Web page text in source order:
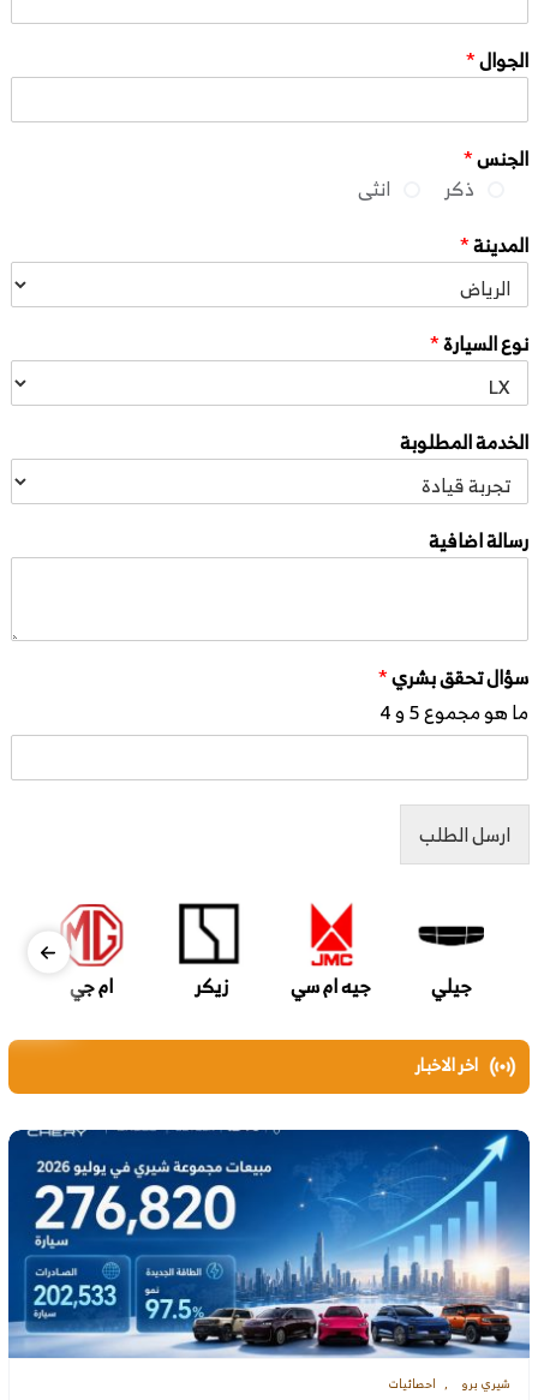
الجوال*
الجنس*
ذكر
انثى
المدينة*
نوع السيارة*
الخدمة المطلوبة
رسالة اضافية
سؤال تحقق بشري*
ما هو مجموع 5 و 4
ارسل الطلب
جيلي جيه ام سي زيكر ام جي
اخر الاخبار
شيري برو احصائيات